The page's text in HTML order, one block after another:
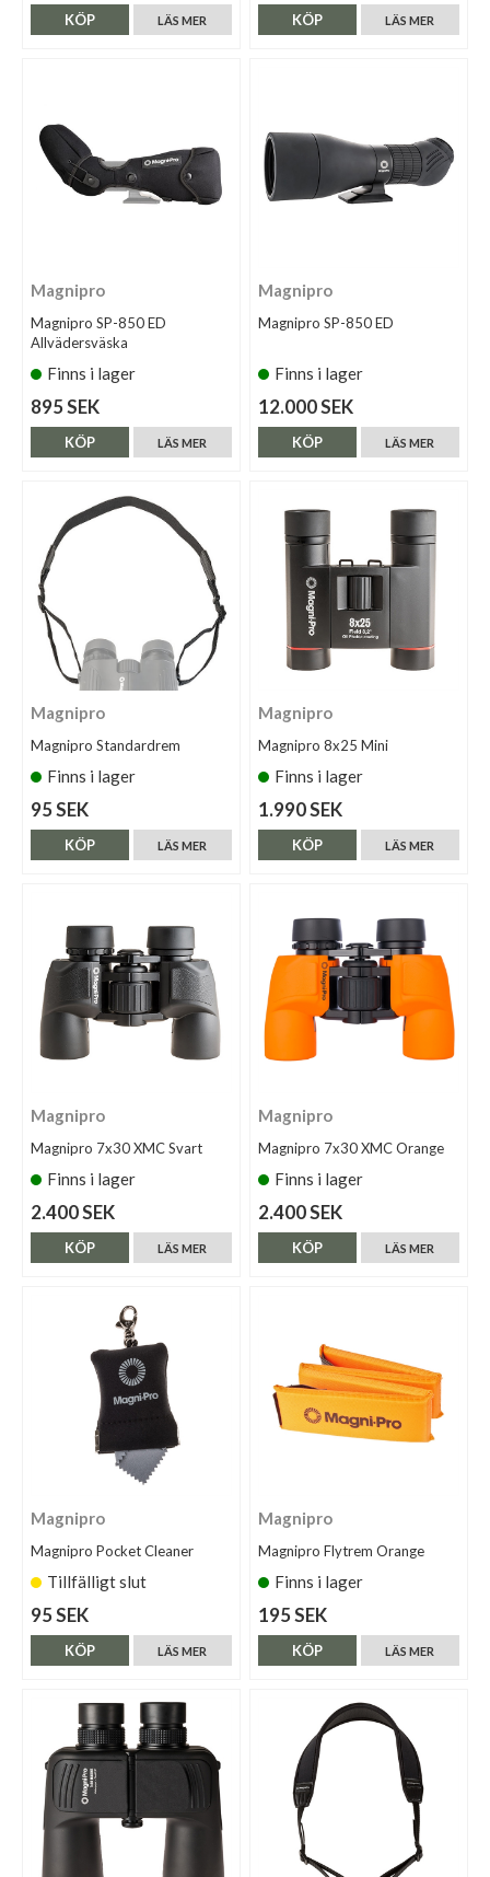
LÄS MER
KÖP LÄS MER
KÖP
Magnipro
Magnipro SP-850 ED
Allvädersväska
Finns i lager
895 SEK
LÄS MER
KÖP
Magnipro
Magnipro SP-850 ED
Finns i lager
12.000 SEK
LÄS MER
KÖP
Magnipro
Magnipro Standardrem
Finns i lager
95 SEK
LÄS MER
KÖP
Magnipro
Magnipro 8x25 Mini
Finns i lager
1.990 SEK
LÄS MER
KÖP
Magnipro
Magnipro 7x30 XMC Svart
Finns i lager
2.400 SEK
LÄS MER
KÖP
Magnipro
Magnipro 7x30 XMC Orange
Finns i lager
2.400 SEK
LÄS MER
KÖP
Magnipro
Magnipro Pocket Cleaner
Tillfälligt slut
95 SEK
LÄS MER
KÖP
Magnipro
Magnipro Flytrem Orange
Finns i lager
195 SEK
LÄS MER
KÖP